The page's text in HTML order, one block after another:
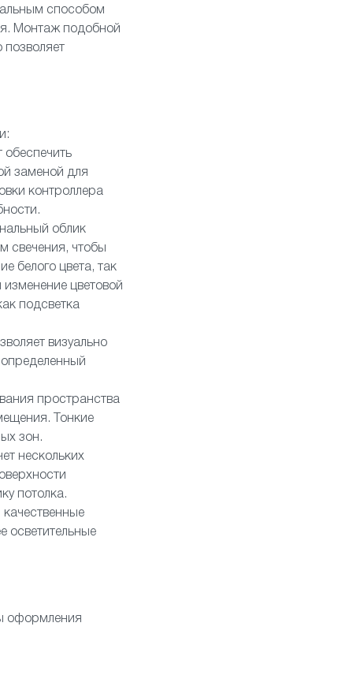
способом
Монтаж подобной
заменой для
контроллера
облик
свечения, чтобы
белого цвета, так
цветовой
подсветка
визуально
пространства
Тонкие
зон.
нескольких
потолка.
осветительные
оформления